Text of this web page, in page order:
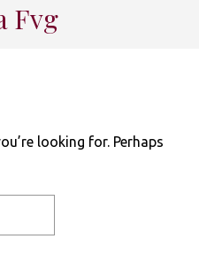
Fvg
looking for. Perhaps